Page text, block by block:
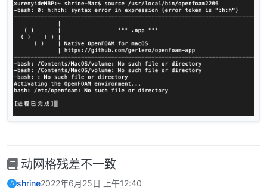
动网格残差不一致
S shrine2022年6月25日 上午12:40